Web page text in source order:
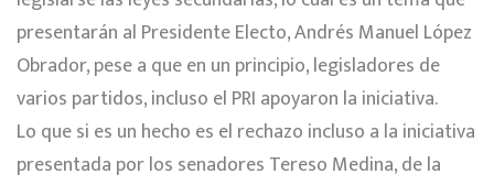
presentarán al Presidente Electo, Andrés Manuel López
Obrador, pese a que en un principio, legisladores de
varios partidos, incluso el PRI apoyaron la iniciativa.
Lo que si es un hecho es el rechazo incluso a la iniciativa
presentada por los senadores Tereso Medina, de la